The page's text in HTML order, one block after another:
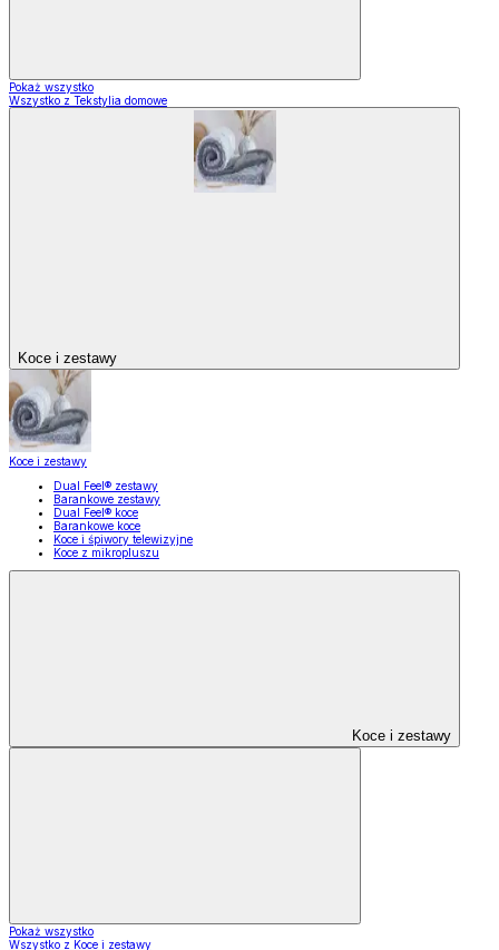
Pokaż wszystko
Wszystko z Tekstylia domowe
Koce i zestawy
Koce i zestawy
Dual Feel® zestawy
Barankowe zestawy
Dual Feel® koce
Barankowe koce
Koce i śpiwory telewizyjne
Koce z mikropluszu
Koce i zestawy
Pokaż wszystko
Wszystko z Koce i zestawy